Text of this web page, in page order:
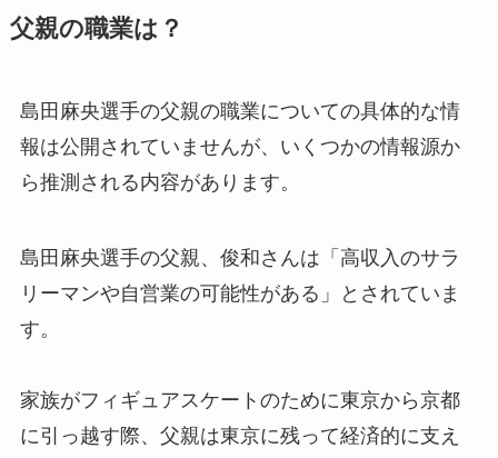
父親の職業は？
島田麻央選手の父親の職業についての具体的な情
報は公開されていませんが、いくつかの情報源か
ら推測される内容があります。
島田麻央選手の父親、俊和さんは「高収入のサラ
リーマンや自営業の可能性がある」とされていま
す。
家族がフィギュアスケートのために東京から京都
に引っ越す際、父親は東京に残って経済的に支え